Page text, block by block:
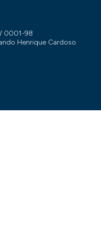
0001-98
Henrique Cardoso